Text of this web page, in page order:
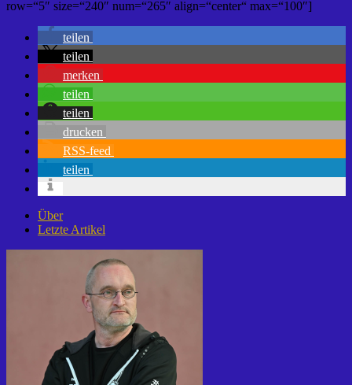
row=“5″ size=“240″ num=“265″ align=“center“ max=“100″]
teilen
teilen
merken
teilen
teilen
drucken
RSS-feed
teilen
Über
Letzte Artikel